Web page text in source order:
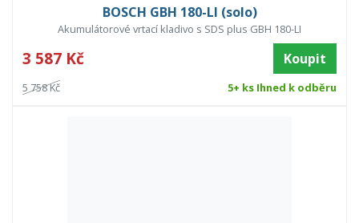
BOSCH GBH 180-LI (solo)
Akumulátorové vrtací kladivo s SDS plus GBH 180-LI
3 587 Kč Koupit
5 758 Kč 5+ ks Ihned k odběru